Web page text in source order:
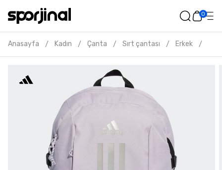
0
Anasayfa / Kadın / Çanta / Sırt çantası / Erkek /